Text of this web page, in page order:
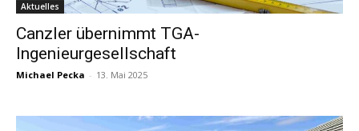
Aktuelles
Canzler übernimmt TGA-
Ingenieurgesellschaft
Michael Pecka - 13. Mai 2025